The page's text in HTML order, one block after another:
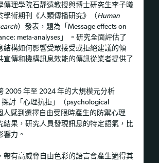
傳理學院石靜遠教授與博士研究生李子曦
學術期刊《人類傳播研究》（Human
）發表，題為「Message effects on
meta-analyses」 。研究全面評估了
結構如何影響受眾接受或拒絕建議的傾
宣傳和機構訊息效能的傳訊從業者提供了
2005 年至 2024 年的大規模元分析
探討「心理抗拒」（psychological
感到選擇自由受限時產生的防禦心理
結果，研究人員發現訊息的特定語氣，比
響力。
帶有高威脅自由色彩的語言會產生適得其